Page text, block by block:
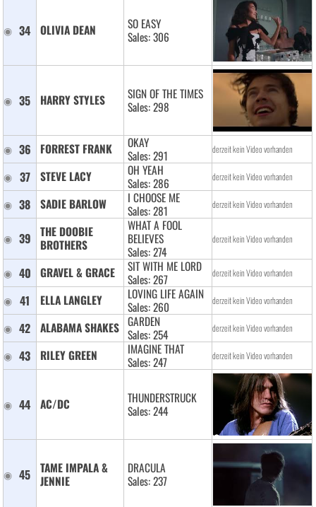
34 OLIVIA DEAN
SO EASY
Sales: 306
35 HARRY STYLES
SIGN OF THE TIMES
Sales: 298
36 FORREST FRANK
OKAY
Sales: 291
derzeit kein Video vorhanden
37 STEVE LACY
OH YEAH
Sales: 286
derzeit kein Video vorhanden
38 SADIE BARLOW
I CHOOSE ME
Sales: 281
derzeit kein Video vorhanden
39
THE DOOBIE
BROTHERS
WHAT A FOOL
BELIEVES
Sales: 274
derzeit kein Video vorhanden
40 GRAVEL & GRACE
SIT WITH ME LORD
Sales: 267
derzeit kein Video vorhanden
41 ELLA LANGLEY
LOVING LIFE AGAIN
Sales: 260
derzeit kein Video vorhanden
42 ALABAMA SHAKES GARDEN
Sales: 254
derzeit kein Video vorhanden
43 RILEY GREEN
IMAGINE THAT
Sales: 247
derzeit kein Video vorhanden
44 AC/DC
THUNDERSTRUCK
Sales: 244
45
TAME IMPALA &
JENNIE
DRACULA
Sales: 237